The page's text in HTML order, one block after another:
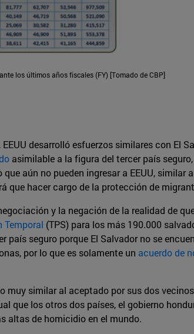
los últimos años fiscales (FY) [Tomado de CBP]
desarrolló esfuerzos similares con El
asimilable a la figura del tercer país
aún no pueden ingresar a EEUU, similar
que hacer cargo de la protección de
y la negación de la realidad de
Temporal (TPS) para los más 190.000
país seguro porque El Salvador no se
por lo que es solamente un acuerdo de
muy similar al aceptado por sus dos
que los otros dos países, el gobierno
altas de homicidio en el mundo.